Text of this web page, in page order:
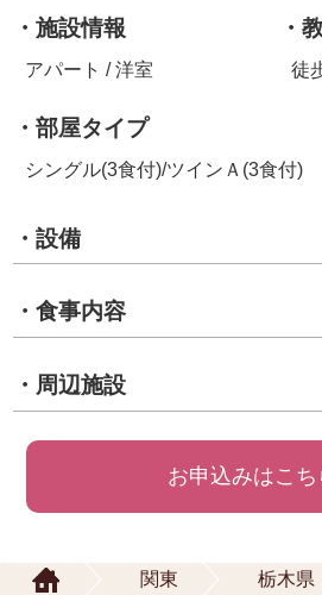
関東 栃木県
・施設情報
アパート / 洋室
・
徒
・部屋タイプ
シングル(3食付)/ツインＡ(3食付)
・設備
・食事内容
・周辺施設
お申込みはこ